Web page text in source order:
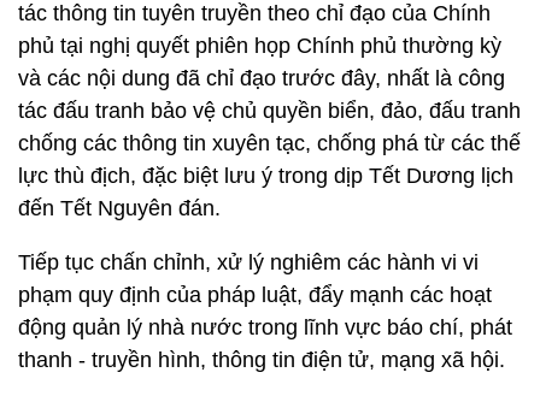
tác thông tin tuyên truyền theo chỉ đạo của Chính
phủ tại nghị quyết phiên họp Chính phủ thường kỳ
và các nội dung đã chỉ đạo trước đây, nhất là công
tác đấu tranh bảo vệ chủ quyền biển, đảo, đấu tranh
chống các thông tin xuyên tạc, chống phá từ các thế
lực thù địch, đặc biệt lưu ý trong dịp Tết Dương lịch
đến Tết Nguyên đán.
Tiếp tục chấn chỉnh, xử lý nghiêm các hành vi vi
phạm quy định của pháp luật, đẩy mạnh các hoạt
động quản lý nhà nước trong lĩnh vực báo chí, phát
thanh - truyền hình, thông tin điện tử, mạng xã hội.